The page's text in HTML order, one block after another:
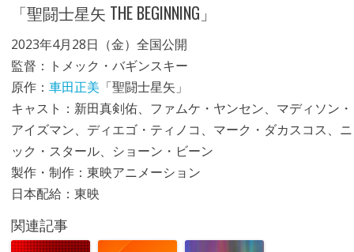
「聖闘士星矢 THE BEGINNING」
2023年4月28日（金）全国公開
監督：トメック・バギンスキー
原作： 車田正美 「聖闘士星矢」
キャスト：新田真剣佑、ファムケ・ヤンセン、マディソン・
アイズマン、ディエゴ・ティノコ、マーク・ダカスコス、ニ
ック・スタール、ショーン・ビーン
製作・制作：東映アニメーション
日本配給：東映
関連記事